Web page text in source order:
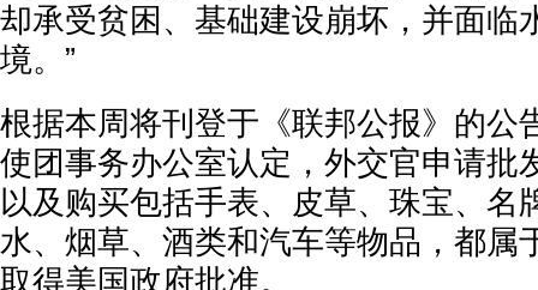
却承受贫困、基础建设崩坏，并面临
境。”
根据本周将刊登于《联邦公报》的公
使团事务办公室认定，外交官申请批
以及购买包括手表、皮草、珠宝、名
水、烟草、酒类和汽车等物品，都属
取得美国政府批准。